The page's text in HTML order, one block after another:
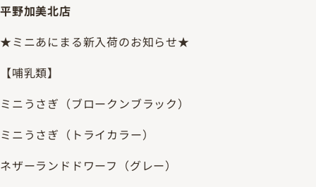
平野加美北店
★ミニあにまる新入荷のお知らせ★
【哺乳類】
ミニうさぎ（ブロークンブラック）
ミニうさぎ（トライカラー）
ネザーランドドワーフ（グレー）